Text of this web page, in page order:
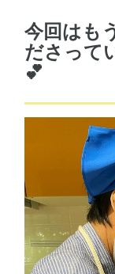
今回はも
ださって
💕